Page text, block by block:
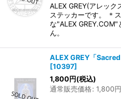
ALEX GREY(アレック
ステッカーです。 ＊
な"ALEX
ん。
ALEX GREY「
[10397]
1,800円(税込)
通常販売価格: 1,800円